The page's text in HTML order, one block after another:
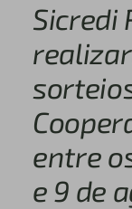
Sicredi
entre
e 9 de